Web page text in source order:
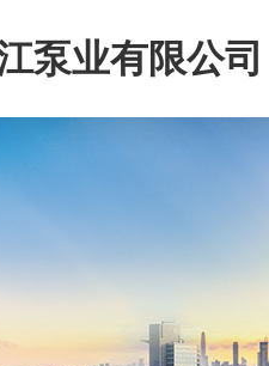
泵业有限公司